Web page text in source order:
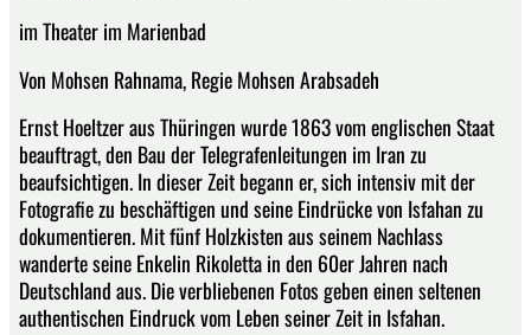
im Theater im Marienbad
Von Mohsen Rahnama, Regie Mohsen Arabsadeh
Ernst Hoeltzer aus Thüringen wurde 1863 vom englischen Staat
beauftragt, den Bau der Telegrafenleitungen im Iran zu
beaufsichtigen. In dieser Zeit begann er, sich intensiv mit der
Fotografie zu beschäftigen und seine Eindrücke von Isfahan zu
dokumentieren. Mit fünf Holzkisten aus seinem Nachlass
wanderte seine Enkelin Rikoletta in den 60er Jahren nach
Deutschland aus. Die verbliebenen Fotos geben einen seltenen
authentischen Eindruck vom Leben seiner Zeit in Isfahan.